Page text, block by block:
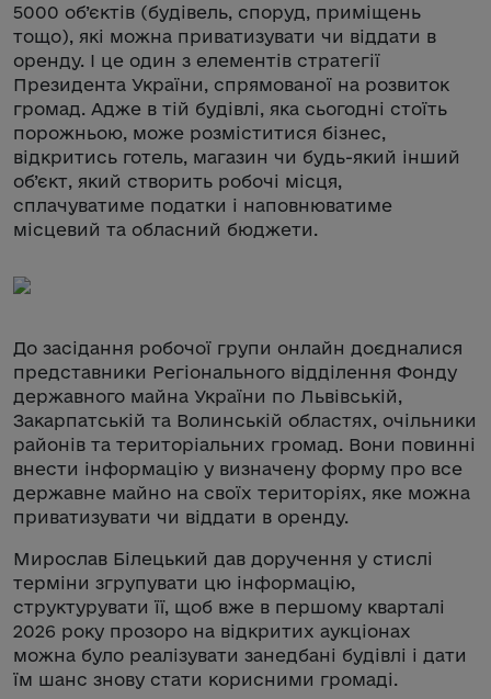
5000 об’єктів (будівель, споруд, приміщень
тощо), які можна приватизувати чи віддати в
оренду. І це один з елементів стратегії
Президента України, спрямованої на розвиток
громад. Адже в тій будівлі, яка сьогодні стоїть
порожньою, може розміститися бізнес,
відкритись готель, магазин чи будь-який інший
об’єкт, який створить робочі місця,
сплачуватиме податки і наповнюватиме
місцевий та обласний бюджети.
До засідання робочої групи онлайн доєдналися
представники Регіонального відділення Фонду
державного майна України по Львівській,
Закарпатській та Волинській областях, очільники
районів та територіальних громад. Вони повинні
внести інформацію у визначену форму про все
державне майно на своїх територіях, яке можна
приватизувати чи віддати в оренду.
Мирослав Білецький дав доручення у стислі
терміни згрупувати цю інформацію,
структурувати її, щоб вже в першому кварталі
2026 року прозоро на відкритих аукціонах
можна було реалізувати занедбані будівлі і дати
їм шанс знову стати корисними громаді.